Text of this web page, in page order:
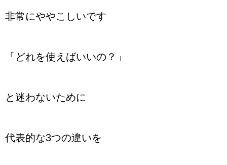
非常にややこしいです
「どれを使えばいいの？」
と迷わないために
代表的な3つの違いを